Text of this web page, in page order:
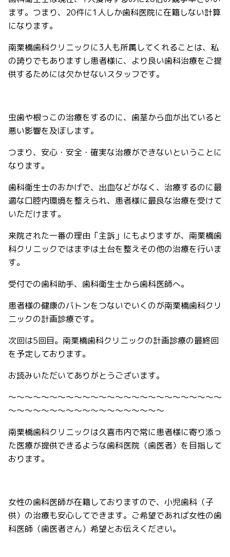
ます。つまり、 20件に1 人しか歯科医院に在籍しない計算
になります。
南栗橋歯科クリニックに3人も所属してくれることは、私
の誇りでもありますし患者様に、より良い歯科治療をご提
供するためには欠かせないスタッフです。
虫歯や根っこの治療をするのに、歯茎から血が出ていると
悪い影響を及ぼします。
つまり、安心・安全・確実な治療ができないということに
なります。
歯科衛生士のおかげで、出血などがなく、治療するのに最
適な口腔内環境を整えられ、患者様に最良な治療を受けて
いただけます。
来院された一番の理由「主訴」にもよりますが、南栗橋歯
科クリニックではまずは土台を整えその他の治療を行いま
す。
受付での歯科助手、歯科衛生士から歯科医師へ。
患者様の健康のバトンをつないでいくのが南栗橋歯科クリ
ニックの計画診療です。
次回は5回目。南栗橋歯科クリニックの計画診療の最終回
を予定しております。
お読みいただいてありがとうございます。
～～～～～～～～～～～～～～～～～～～～～～～～～～
～～～～～～～～～～～～～～～～～～～
南栗橋歯科クリニックは久喜市内で常に患者様に寄り添っ
た医療が提供できるような歯科医院（歯医者）を目指して
おります。
女性の歯科医師が在籍しておりますので、小児歯科（子
供）の治療も安心してできます。ご希望であれば女性の歯
科医師（歯医者さん）希望とお伝えください。